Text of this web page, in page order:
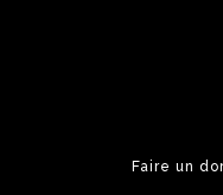
Faire un